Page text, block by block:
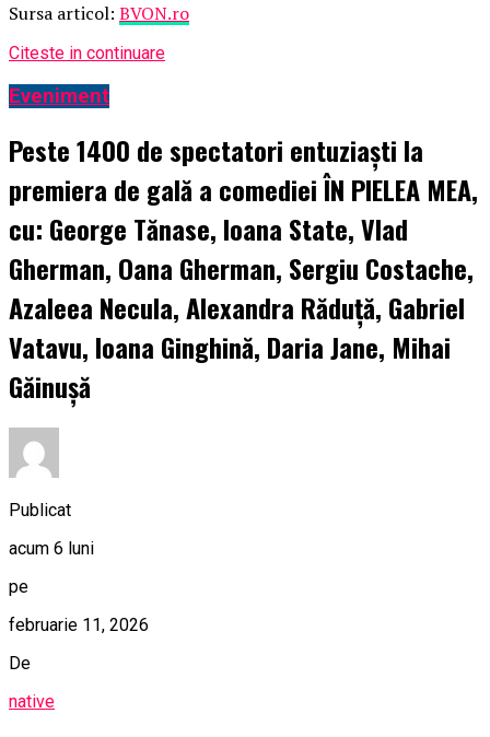
Sursa articol: BVON.ro
Citeste in continuare
Eveniment
Peste 1400 de spectatori entuziaști la
premiera de gală a comediei ÎN PIELEA MEA,
cu: George Tănase, Ioana State, Vlad
Gherman, Oana Gherman, Sergiu Costache,
Azaleea Necula, Alexandra Răduță, Gabriel
Vatavu, Ioana Ginghină, Daria Jane, Mihai
Găinușă
Publicat
acum 6 luni
pe
februarie 11, 2026
De
native